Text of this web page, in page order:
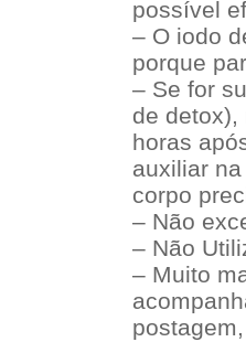
possível
– O iodo
porque
– Se for
de
horas
auxiliar
corpo
– Não
– Não
– Muito